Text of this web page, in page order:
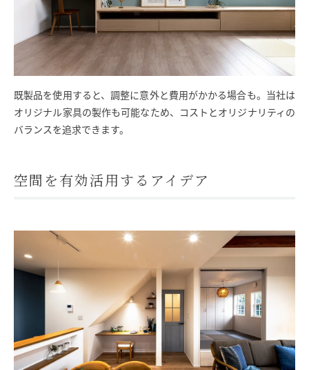
既製品を使用すると、調整に意外と費用がかかる場合も。当社は
オリジナル家具の製作も可能なため、コストとオリジナリティの
バランスを追求できます。
空間を有効活用するアイデア